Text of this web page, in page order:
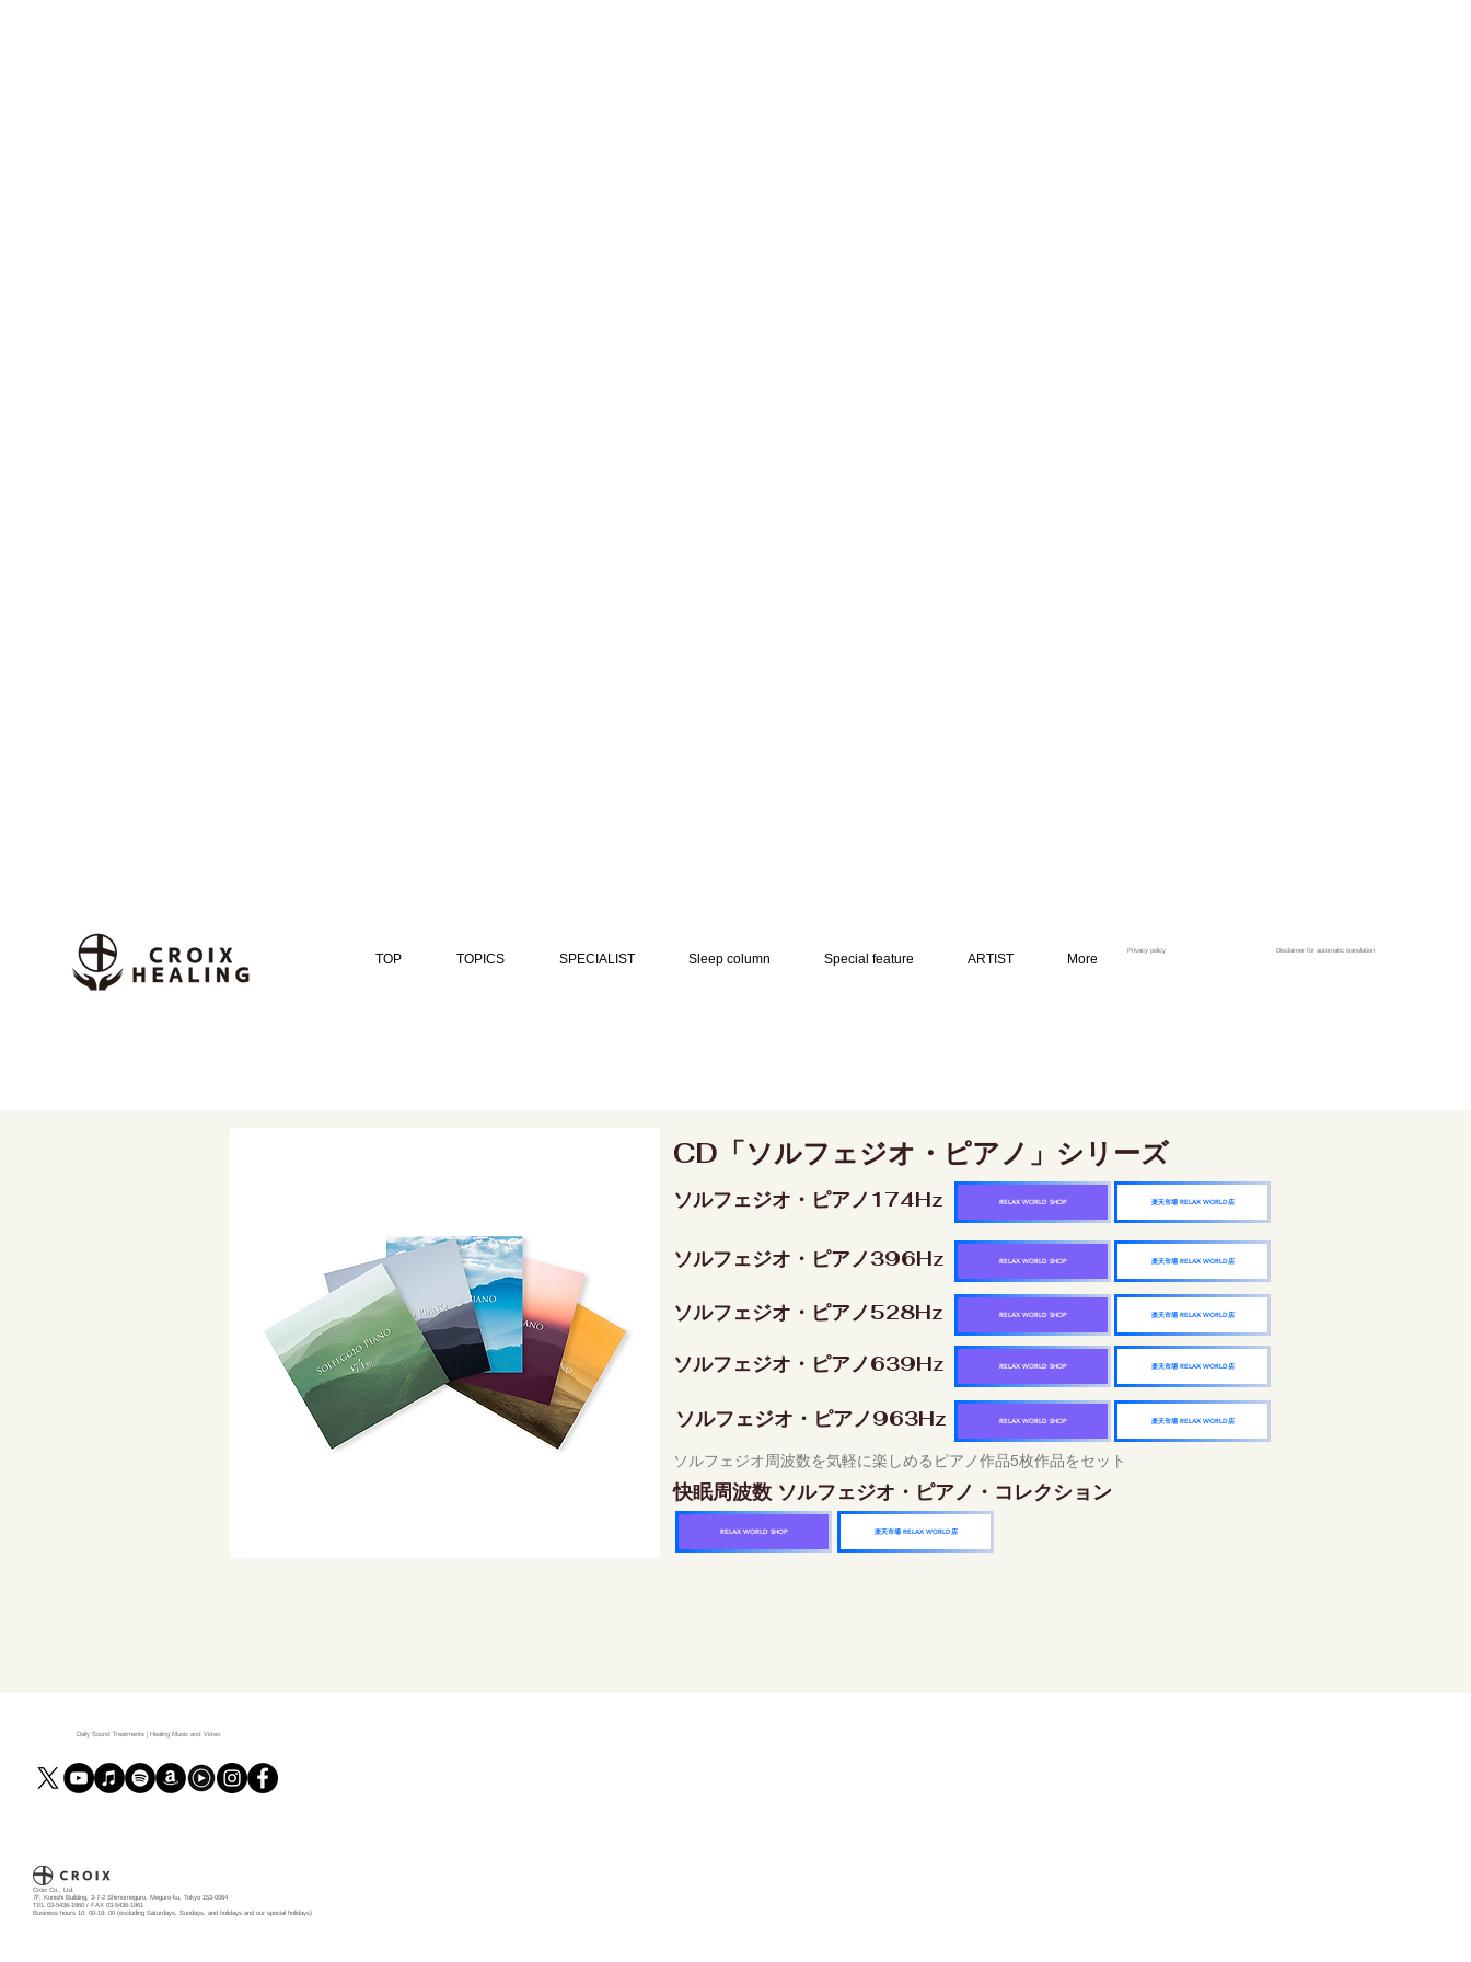
TOP TOPICS SPECIALIST Sleep column Special feature ARTIST More
Privacy policy Disclaimer for automatic translation
CD「ソルフェジオ・ピアノ」シリーズ
ソルフェジオ・ピアノ174Hz 楽天市場 RELAX WORLD店
RELAX WORLD SHOP
ソルフェジオ・ピアノ396Hz 楽天市場 RELAX WORLD店
RELAX WORLD SHOP
ソルフェジオ・ピアノ528Hz 楽天市場 RELAX WORLD店
RELAX WORLD SHOP
ソルフェジオ・ピアノ639Hz 楽天市場 RELAX WORLD店
RELAX WORLD SHOP
ソルフェジオ・ピアノ963Hz 楽天市場 RELAX WORLD店
RELAX WORLD SHOP
ソルフェジオ周波数を気軽に楽しめるピアノ作品5枚作品をセット
快眠周波数 ソルフェジオ・ピアノ・コレクション
RELAX WORLD SHOP 楽天市場 RELAX WORLD店
Daily Sound Treatments | Healing Music and Video
Croix Co., Ltd.
7F, Konishi Building, 3-7-2 Shimomeguro, Meguro-ku, Tokyo 153-0064
TEL 03-5436-1960 / FAX 03-5436-1961
Business hours 10: 00-19: 00 (excluding Saturdays, Sundays, and holidays and our special holidays)